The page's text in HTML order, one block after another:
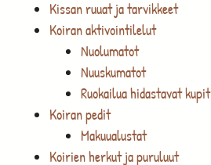
Kissan ruuat ja tarvikkeet
Koiran aktivointilelut
Nuolumatot
Nuuskumatot
Ruokailua hidastavat kupit
Koiran pedit
Makuualustat
Koirien herkut ja puruluut